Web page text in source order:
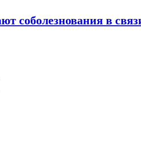
соболезнования в